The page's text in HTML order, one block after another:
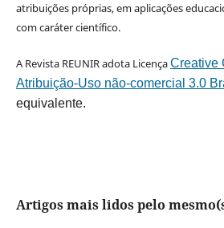
atribuições próprias, em aplicações
com caráter científico.
A Revista REUNIR adota LicençaCreative
Atribuição-Uso não-comercial 3.0
equivalente.
Artigos mais lidos pelo